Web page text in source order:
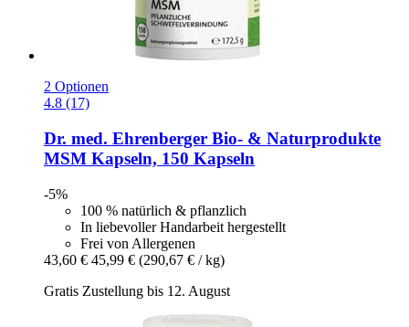
2 Optionen
4.8 (17)
Dr. med. Ehrenberger Bio- & Naturprodukte
MSM Kapseln, 150 Kapseln
-5%
100 % natürlich & pflanzlich
In liebevoller Handarbeit hergestellt
Frei von Allergenen
43,60 € 45,99 € (290,67 € / kg)
Gratis Zustellung bis 12. August